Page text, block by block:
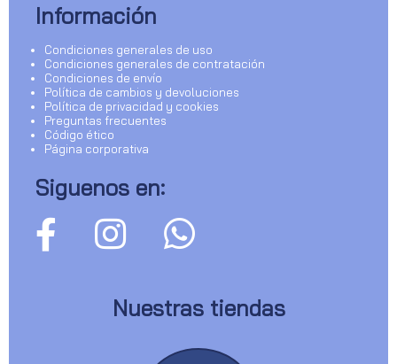
Información
Condiciones generales de uso
Condiciones generales de contratación
Condiciones de envío
Política de cambios y devoluciones
Política de privacidad y cookies
Preguntas frecuentes
Código ético
Página corporativa
Siguenos en:
Nuestras tiendas